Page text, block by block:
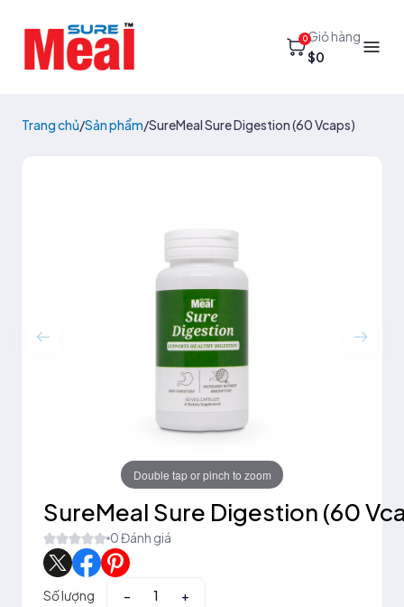
0Giỏ hàng
$0
Trang chủ/Sản phẩm/SureMeal Sure Digestion (60 Vcaps)
Double tap or pinch to zoom
SureMeal Sure Digestion (60
0 Đánh giá
Số lượng − +